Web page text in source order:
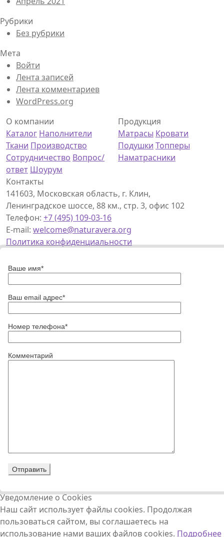
Рубрики
Без рубрики
Мета
Войти
Лента записей
Лента комментариев
WordPress.org
О компании
Каталог Наполнители
Ткани Производство
Сотрудничество Вопрос/
ответ Шоурум
Продукция
Матрасы Кровати
Подушки Топперы
Наматрасники
Контакты
141603, Московская область, г. Клин,
Ленинградское шоссе, 88 км., стр. 3, офис 102
Телефон: +7 (495) 109-03-16
E-mail: welcome@naturavera.org
Политика конфиденциальности
Ваше имя*
Ваш email адрес*
Номер телефона*
Комментарий
Уведомление о Cookies
Наш сайт использует файлы cookies. Продолжая
пользоваться сайтом, вы соглашаетесь на
использование нами ваших файлов cookies. Подробнее